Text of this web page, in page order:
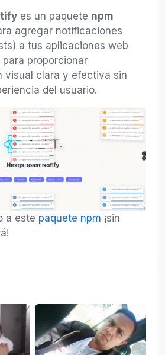
es un paquete npm
agregar notificaciones
a tus aplicaciones web
proporcionar
visual clara y efectiva sin
del usuario.
a este paquete npm ¡sin